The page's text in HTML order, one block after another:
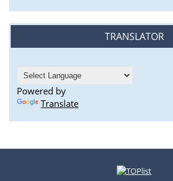
TRANSLATOR
Powered by
Translate